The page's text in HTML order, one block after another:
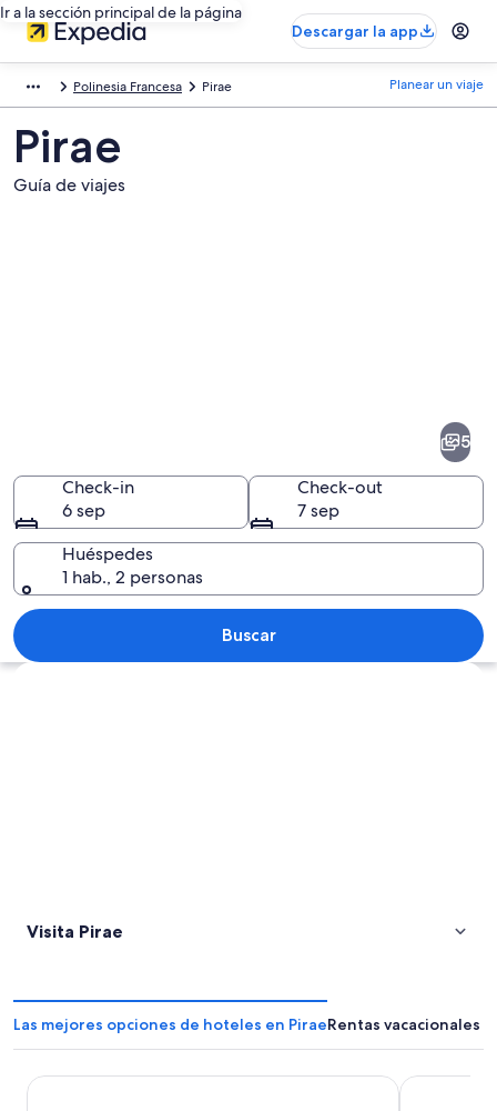
Ir a la sección principal de la página
Descargar la app
Polinesia Francesa Pirae Planear un viaje
Pirae
Guía de viajes
Una playa con palmeras, cielo azul
5
Check-in
6 sep
Check-out
7 sep
Huéspedes
1 hab., 2 personas
Buscar
Explorar mapa
Visita Pirae
Las mejores opciones de hoteles en PiraeRentas vacacionales
Hotel Royal Tahitien Pension